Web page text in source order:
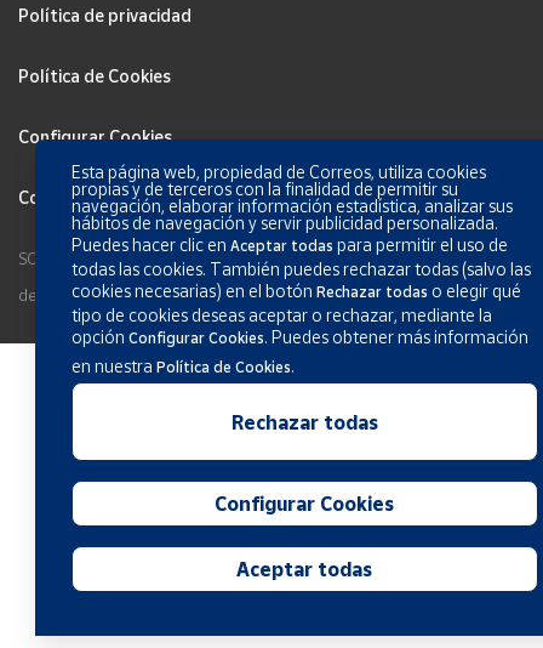
Política de privacidad
Política de Cookies
Configurar Cookies
Condiciones generales de los servicios
SOCIEDAD ESTATAL CORREOS Y TELÉGRAFOS, S.A., S.M.E. Todos los
derechos reservados.
Esta página web, propiedad de Correos, utiliza cookies
propias y de terceros con la finalidad de permitir su
navegación, elaborar información estadística, analizar sus
hábitos de navegación y servir publicidad personalizada.
Puedes hacer clic enAceptar todas para permitir el uso de
todas las cookies. También puedes rechazar todas (salvo las
cookies necesarias) en el botónRechazar todas o elegir qué
tipo de cookies deseas aceptar o rechazar, mediante la
opciónConfigurar Cookies. Puedes obtener más información
en nuestraPolítica de Cookies.
Rechazar todas
Configurar Cookies
Aceptar todas